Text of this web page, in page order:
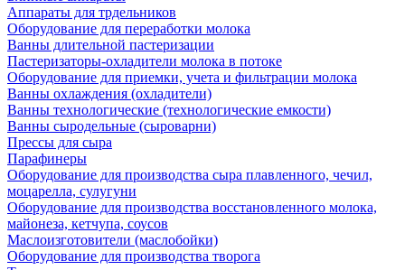
Аппараты для трдельников
Оборудование для переработки молока
Ванны длительной пастеризации
Пастеризаторы-охладители молока в потоке
Оборудование для приемки, учета и фильтрации молока
Ванны охлаждения (охладители)
Ванны технологические (технологические емкости)
Ванны сыродельные (сыроварни)
Прессы для сыра
Парафинеры
Оборудование для производства сыра плавленного, чечил,
моцарелла, сулугуни
Оборудование для производства восстановленного молока,
майонеза, кетчупа, соусов
Маслоизготовители (маслобойки)
Оборудование для производства творога